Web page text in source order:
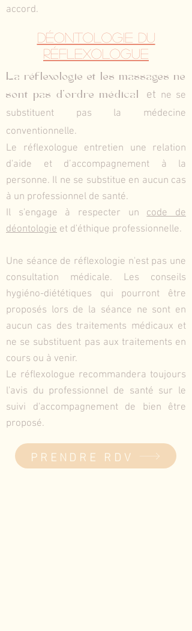
accord.
Déontologie du
réflexologue
La réflexologie et les massages ne
sont pas d'ordre médical
et ne se
substituent pas la médecine
conventionnelle.
Le réflexologue entretien une relation
d'aide et d’accompagnement à la
personne. Il ne se substitue en aucun cas
à un professionnel de santé.
Il s'engage à respecter uncode de
déontologie et d'éthique professionnelle.
Une séance de réflexologie n'est pas une
consultation médicale. Les conseils
hygiéno-diététiques qui pourront être
proposés lors de la séance ne sont en
aucun cas des traitements médicaux et
ne se substituent pas aux traitements en
cours ou à venir.
Le réflexologue recommandera toujours
l'avis du professionnel de santé sur le
suivi d'accompagnement de bien être
proposé.
PRENDRE RDV